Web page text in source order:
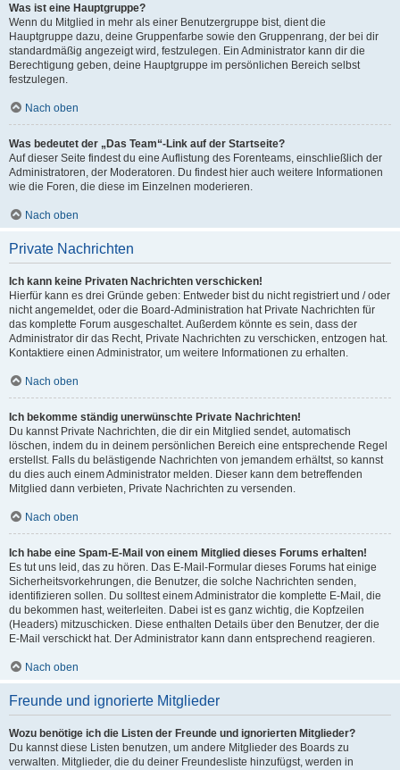
Was ist eine Hauptgruppe?
Wenn du Mitglied in mehr als einer Benutzergruppe bist, dient die
Hauptgruppe dazu, deine Gruppenfarbe sowie den Gruppenrang, der bei dir
standardmäßig angezeigt wird, festzulegen. Ein Administrator kann dir die
Berechtigung geben, deine Hauptgruppe im persönlichen Bereich selbst
festzulegen.
Nach oben
Was bedeutet der „Das Team“-Link auf der Startseite?
Auf dieser Seite findest du eine Auflistung des Forenteams, einschließlich der
Administratoren, der Moderatoren. Du findest hier auch weitere Informationen
wie die Foren, die diese im Einzelnen moderieren.
Nach oben
Private Nachrichten
Ich kann keine Privaten Nachrichten verschicken!
Hierfür kann es drei Gründe geben: Entweder bist du nicht registriert und / oder
nicht angemeldet, oder die Board-Administration hat Private Nachrichten für
das komplette Forum ausgeschaltet. Außerdem könnte es sein, dass der
Administrator dir das Recht, Private Nachrichten zu verschicken, entzogen hat.
Kontaktiere einen Administrator, um weitere Informationen zu erhalten.
Nach oben
Ich bekomme ständig unerwünschte Private Nachrichten!
Du kannst Private Nachrichten, die dir ein Mitglied sendet, automatisch
löschen, indem du in deinem persönlichen Bereich eine entsprechende Regel
erstellst. Falls du belästigende Nachrichten von jemandem erhältst, so kannst
du dies auch einem Administrator melden. Dieser kann dem betreffenden
Mitglied dann verbieten, Private Nachrichten zu versenden.
Nach oben
Ich habe eine Spam-E-Mail von einem Mitglied dieses Forums erhalten!
Es tut uns leid, das zu hören. Das E-Mail-Formular dieses Forums hat einige
Sicherheitsvorkehrungen, die Benutzer, die solche Nachrichten senden,
identifizieren sollen. Du solltest einem Administrator die komplette E-Mail, die
du bekommen hast, weiterleiten. Dabei ist es ganz wichtig, die Kopfzeilen
(Headers) mitzuschicken. Diese enthalten Details über den Benutzer, der die
E-Mail verschickt hat. Der Administrator kann dann entsprechend reagieren.
Nach oben
Freunde und ignorierte Mitglieder
Wozu benötige ich die Listen der Freunde und ignorierten Mitglieder?
Du kannst diese Listen benutzen, um andere Mitglieder des Boards zu
verwalten. Mitglieder, die du deiner Freundesliste hinzufügst, werden in